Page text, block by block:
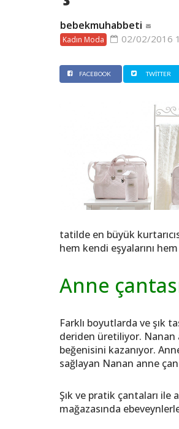
bebekmuhabbeti
Kadın Moda 02/02/2016
FACEBOOK TWITTER
tatilde en büyük
hem kendi eşyalarını
Anne
Farklı boyutlarda ve şık
deriden üretiliyor. Nanan
beğenisini kazanıyor.
sağlayan Nanan anne
Şık ve pratik çantaları ile
mağazasında